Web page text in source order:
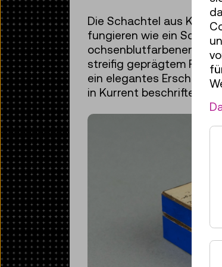
Die Schachtel aus
fungieren wie ein
ochsenblutfarbenen
streifig geprägtem
ein elegantes
in Kurrent beschriftet